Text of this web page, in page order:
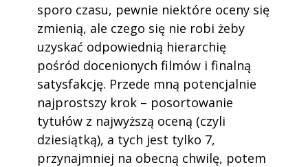
sporo czasu, pewnie niektóre oceny się
zmienią, ale czego się nie robi żeby
uzyskać odpowiednią hierarchię
pośród docenionych filmów i finalną
satysfakcję. Przede mną potencjalnie
najprostszy krok – posortowanie
tytułów z najwyższą oceną (czyli
dziesiątką), a tych jest tylko 7,
przynajmniej na obecną chwilę, potem